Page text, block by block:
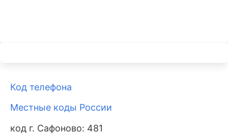
Код телефона
Местные коды России
код г. Сафоново: 481